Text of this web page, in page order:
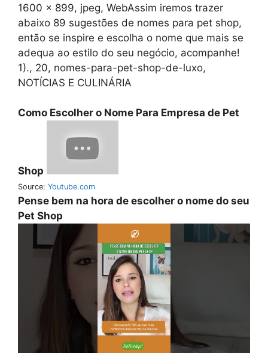
1600 x 899, jpeg, WebAssim iremos trazer
abaixo 89 sugestões de nomes para pet shop,
então se inspire e escolha o nome que mais se
adequa ao estilo do seu negócio, acompanhe!
1)., 20, nomes-para-pet-shop-de-luxo,
NOTÍCIAS E CULINÁRIA
Como Escolher o Nome Para Empresa de Pet
Shop
Source: Youtube.com
Pense bem na hora de escolher o nome do seu
Pet Shop